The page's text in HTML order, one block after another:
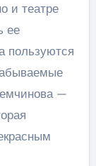
и театре
ее
пользуются
—